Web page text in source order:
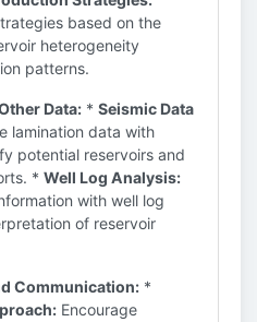
based on the
heterogeneity
patterns.
Data: * Seismic Data
lamination data with
potential reservoirs and
* Well Log Analysis:
with well log
of reservoir
Communication: *
Encourage